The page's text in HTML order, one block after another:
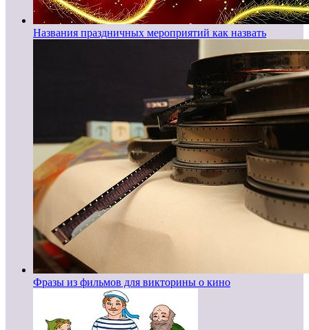
Названия праздничных мероприятий как назвать
Фразы из фильмов для викторины о кино